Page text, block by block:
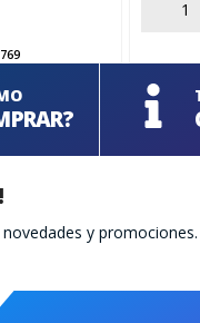
AÑADIR
y promociones.